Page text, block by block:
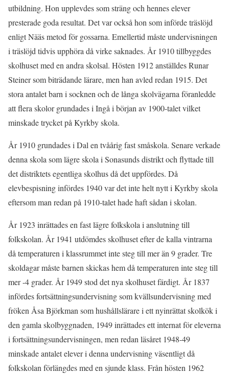
utbildning. Hon upplevdes som sträng och hennes elever
presterade goda resultat. Det var också hon som införde träslöjd
enligt Nääs metod för gossarna. Emellertid måste undervisningen
i träslöjd tidvis upphöra då virke saknades. År 1910 tillbyggdes
skolhuset med en andra skolsal. Hösten 1912 anställdes Runar
Steiner som biträdande lärare, men han avled redan 1915. Det
stora antalet barn i socknen och de långa skolvägarna föranledde
att flera skolor grundades i Ingå i början av 1900-talet vilket
minskade trycket på Kyrkby skola.
År 1910 grundades i Dal en tvåårig fast småskola. Senare verkade
denna skola som lägre skola i Sonasunds distrikt och flyttade till
det distriktets egentliga skolhus då det uppfördes. Då
elevbespisning infördes 1940 var det inte helt nytt i Kyrkby skola
eftersom man redan på 1910-talet hade haft sådan i skolan.
År 1923 inrättades en fast lägre folkskola i anslutning till
folkskolan. År 1941 utdömdes skolhuset efter de kalla vintrarna
då temperaturen i klassrummet inte steg till mer än 9 grader. Tre
skoldagar måste barnen skickas hem då temperaturen inte steg till
mer -4 grader. År 1949 stod det nya skolhuset färdigt. År 1837
infördes fortsättningsundervisning som kvällsundervisning med
fröken Åsa Björkman som hushållslärare i ett nyinrättat skolkök i
den gamla skolbyggnaden, 1949 inrättades ett internat för eleverna
i fortsättningsundervisningen, men redan läsåret 1948-49
minskade antalet elever i denna undervisning väsentligt då
folkskolan förlängdes med en sjunde klass. Från hösten 1962